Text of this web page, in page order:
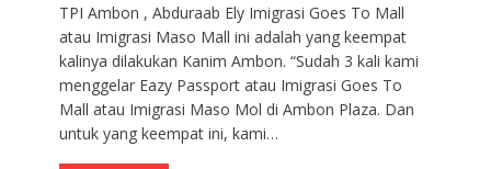
TPI Ambon , Abduraab Ely Imigrasi Goes To Mall
atau Imigrasi Maso Mall ini adalah yang keempat
kalinya dilakukan Kanim Ambon. “Sudah 3 kali kami
menggelar Eazy Passport atau Imigrasi Goes To
Mall atau Imigrasi Maso Mol di Ambon Plaza. Dan
untuk yang keempat ini, kami…